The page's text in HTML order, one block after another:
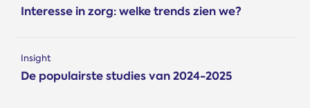
Interesse in zorg: welke trends zien we?
Insight
De populairste studies van 2024-2025